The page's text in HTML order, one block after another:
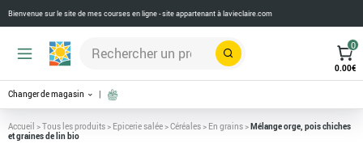
Bienvenue sur le site de mes courses en ligne - site appartenant àlavieclaire.com
Rechercher
0
0.00€
Changer de magasin
Accueil >Tous les produits> Epicerie salée>Céréales> En grains>Mélange orge, pois chiches
et graines de lin bio